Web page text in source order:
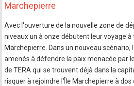
Marchepierre
Avec l'ouverture de la nouvelle zone de
niveaux un à onze débutent leur voyage
Marchepierre. Dans un nouveau scénario,
amenés à défendre la paix menacée par
de TERA qui se trouvent déjà dans la
risquer à rejoindre l'Île Marchepierre à